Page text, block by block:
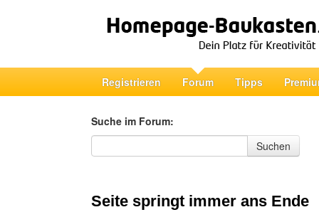
Registrieren Forum Tipps
Suche im Forum:
Suche im Forum
Suchen
Seite springt immer ans Ende